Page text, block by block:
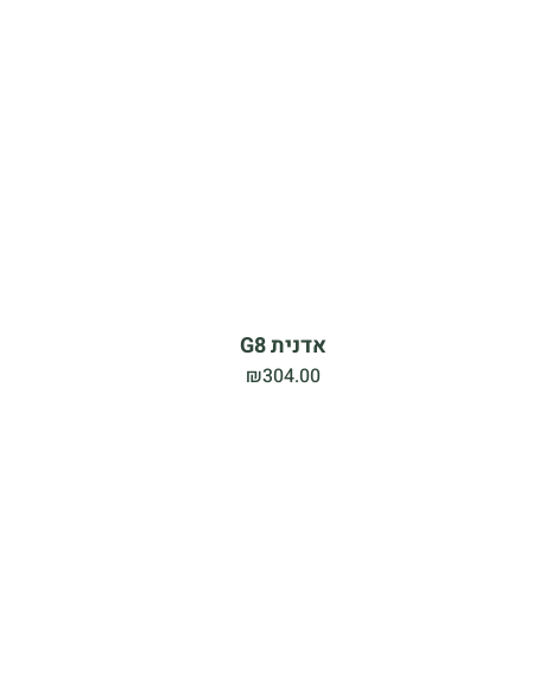
אדנית G8
₪304.00